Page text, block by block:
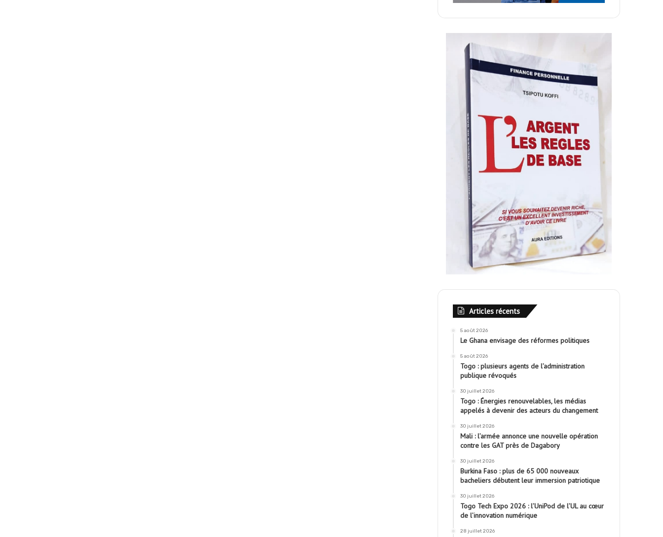
Articles récents
5 août 2026
Le Ghana envisage des réformes politiques
5 août 2026
Togo : plusieurs agents de l’administration
publique révoqués
30 juillet 2026
Togo : Énergies renouvelables, les médias
appelés à devenir des acteurs du changement
30 juillet 2026
Mali : l’armée annonce une nouvelle opération
contre les GAT près de Dagabory
30 juillet 2026
Burkina Faso : plus de 65 000 nouveaux
bacheliers débutent leur immersion patriotique
30 juillet 2026
Togo Tech Expo 2026 : l’UniPod de l’UL au cœur
de l’innovation numérique
28 juillet 2026